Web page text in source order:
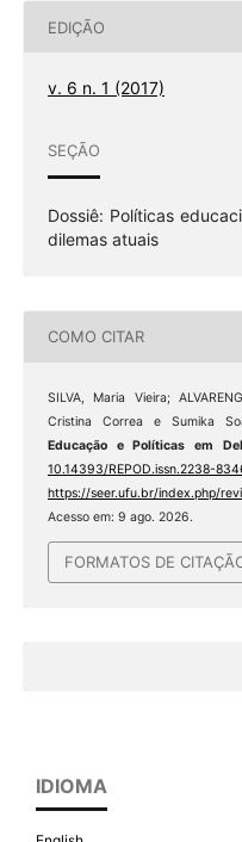
EDIÇÃO
v. 6 n. 1 (2017)
SEÇÃO
Dossiê: Políticas
dilemas atuais
COMO CITAR
SILVA, Maria Vieira;
Cristina Correa e Sumika
Educação e Políticas em
10.14393/REPOD.issn.2238-
https://seer.ufu.br/index.php/
Acesso em: 9 ago. 2026.
FORMATOS DE
IDIOMA